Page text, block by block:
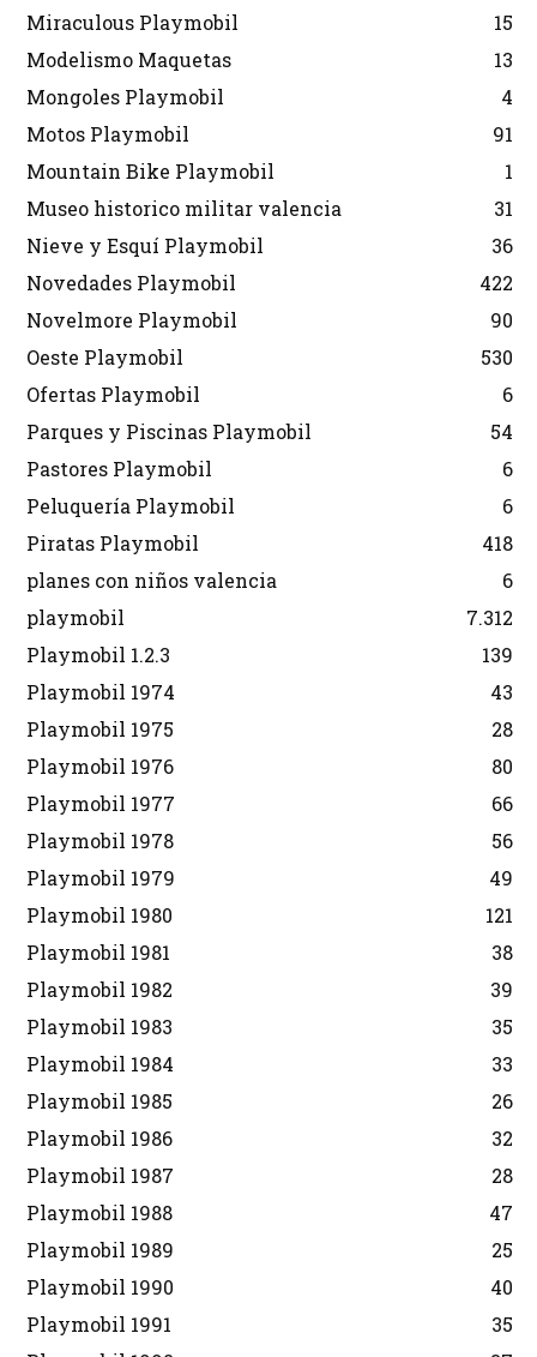
Miraculous Playmobil
15
Modelismo Maquetas
13
Mongoles Playmobil
4
Motos Playmobil
91
Mountain Bike Playmobil
1
Museo historico militar valencia
31
Nieve y Esquí Playmobil
36
Novedades Playmobil
422
Novelmore Playmobil
90
Oeste Playmobil
530
Ofertas Playmobil
6
Parques y Piscinas Playmobil
54
Pastores Playmobil
6
Peluquería Playmobil
6
Piratas Playmobil
418
planes con niños valencia
6
playmobil
7.312
Playmobil 1.2.3
139
Playmobil 1974
43
Playmobil 1975
28
Playmobil 1976
80
Playmobil 1977
66
Playmobil 1978
56
Playmobil 1979
49
Playmobil 1980
121
Playmobil 1981
38
Playmobil 1982
39
Playmobil 1983
35
Playmobil 1984
33
Playmobil 1985
26
Playmobil 1986
32
Playmobil 1987
28
Playmobil 1988
47
Playmobil 1989
25
Playmobil 1990
40
Playmobil 1991
35